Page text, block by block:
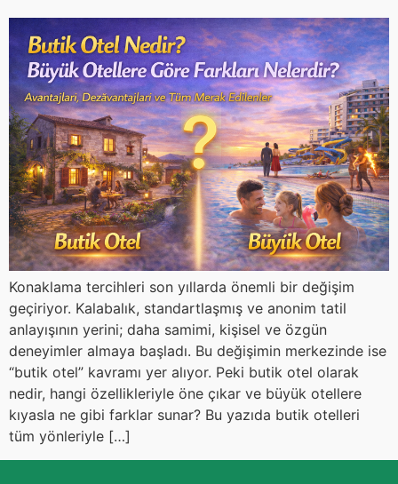
Konaklama tercihleri son yıllarda önemli bir değişim
geçiriyor. Kalabalık, standartlaşmış ve anonim tatil
anlayışının yerini; daha samimi, kişisel ve özgün
deneyimler almaya başladı. Bu değişimin merkezinde ise
“butik otel” kavramı yer alıyor. Peki butik otel olarak
nedir, hangi özellikleriyle öne çıkar ve büyük otellere
kıyasla ne gibi farklar sunar? Bu yazıda butik otelleri
tüm yönleriyle […]